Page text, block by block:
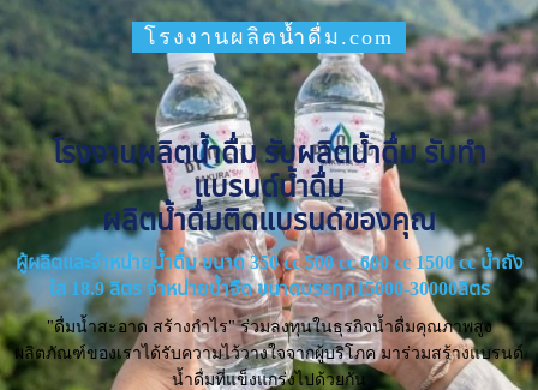
โรงงานผลิตน้ำดื่ม.com
โรงงานผลิตน้ำดื่ม รับผลิตน้ำดื่ม รับทำ
แบรนด์น้ำดื่ม
ผลิตน้ำดื่มติดแบรนด์ของคุณ
ผู้ผลิตและจำหน่ายน้ำดื่ม ขนาด 350 cc 500 cc 600 cc 1500 cc น้ำถัง
ใส 18.9 ลิตร จำหน่ายน้ำจืด ขนาดบรรทุก15000-30000ลิตร
"ดื่มน้ำสะอาด สร้างกำไร" ร่วมลงทุนในธุรกิจน้ำดื่มคุณภาพสูง
ผลิตภัณฑ์ของเราได้รับความไว้วางใจจากผู้บริโภค มาร่วมสร้างแบรนด์
น้ำดื่มที่แข็งแกร่งไปด้วยกัน